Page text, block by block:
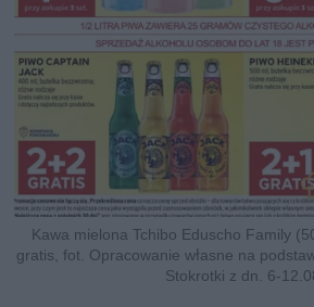
Kawa mielona Tchibo Eduscho Family
gratis, fot. Opracowanie własne na
Stokrotki z dn. 6-